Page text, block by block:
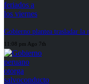
Gobierno plantea trasladar la
11:08 pm Ago 7th